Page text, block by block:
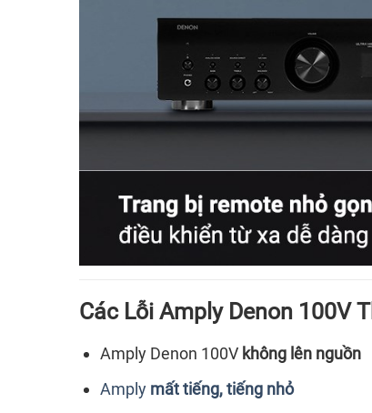
Các Lỗi Amply Denon 100V
Amply Denon 100V không lên nguồn
Amply mất tiếng, tiếng nhỏ